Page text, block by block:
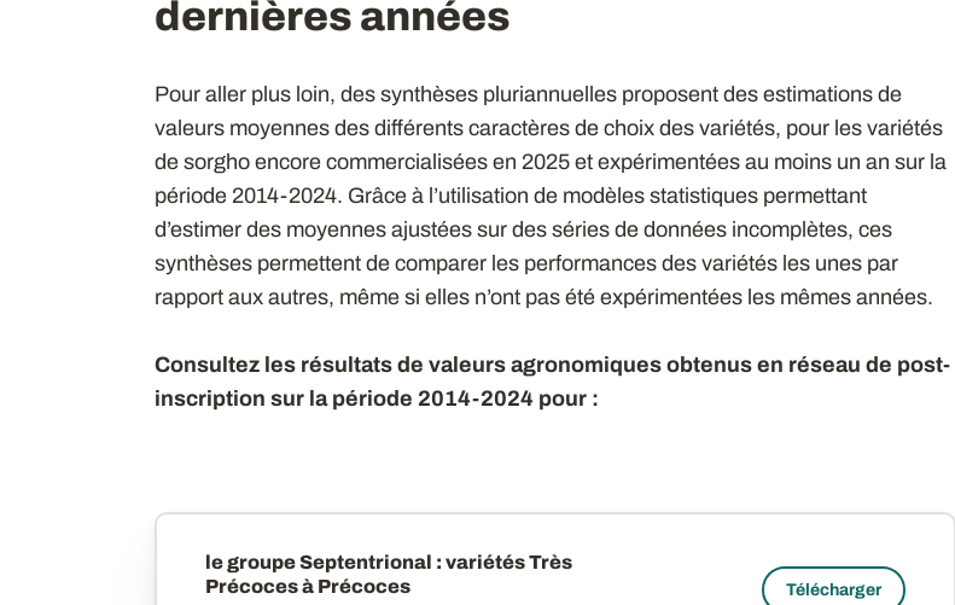
dernières années
Pour aller plus loin, des synthèses pluriannuelles proposent des estimations de
valeurs moyennes des différents caractères de choix des variétés, pour les variétés
de sorgho encore commercialisées en 2025 et expérimentées au moins un an sur la
période 2014-2024. Grâce à l’utilisation de modèles statistiques permettant
d’estimer des moyennes ajustées sur des séries de données incomplètes, ces
synthèses permettent de comparer les performances des variétés les unes par
rapport aux autres, même si elles n’ont pas été expérimentées les mêmes années.
Consultez les résultats de valeurs agronomiques obtenus en réseau de post-
inscription sur la période 2014-2024 pour :
le groupe Septentrional : variétés Très
Précoces à Précoces
Télécharger